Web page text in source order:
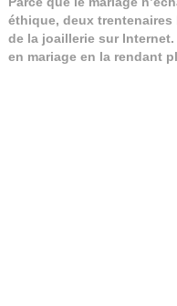
éthique, deux trentenaires
de la joaillerie sur
en mariage en la rendant